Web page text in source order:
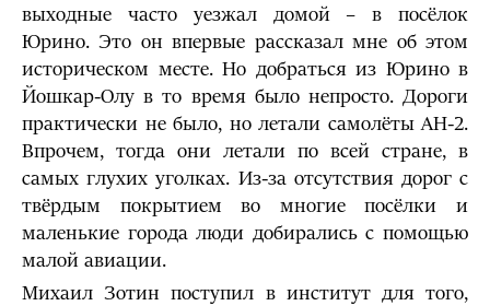
выходные часто уезжал домой – в посёлок
Юрино. Это он впервые рассказал мне об этом
историческом месте. Но добраться из Юрино в
Йошкар-Олу в то время было непросто. Дороги
практически не было, но летали самолёты АН-2.
Впрочем, тогда они летали по всей стране, в
самых глухих уголках. Из-за отсутствия дорог с
твёрдым покрытием во многие посёлки и
маленькие города люди добирались с помощью
малой авиации.
Михаил Зотин поступил в институт для того,